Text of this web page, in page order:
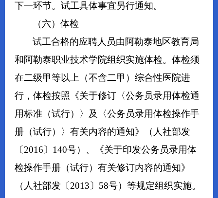
下一环节。试工具体事宜另行通知。
（六）体检
试工合格的应聘人员由阿勒泰地区教育局
和阿勒泰职业技术学院组织实施体检。体检须
在二级甲等以上（不含二甲）综合性医院进
行，体检按照《关于修订〈公务员录用体检通
用标准（试行）〉及〈公务员录用体检操作手
册（试行）〉有关内容的通知》（人社部发
〔2016〕140号）、《关于印发公务员录用体
检操作手册（试行）有关修订内容的通知》
（人社部发〔2013〕58号）等规定组织实施。